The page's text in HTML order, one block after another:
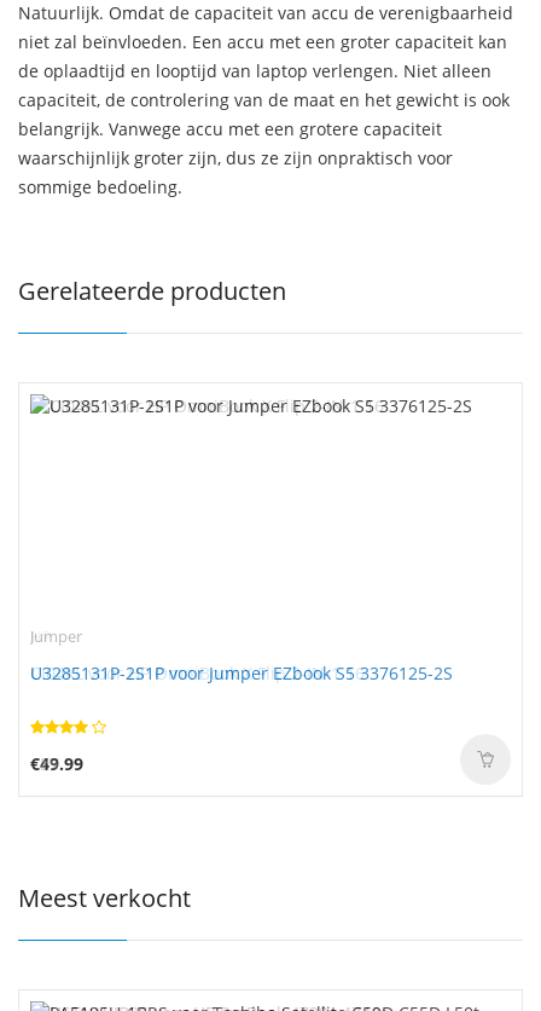
Natuurlijk. Omdat de capaciteit van accu de verenigbaarheid
niet zal beïnvloeden. Een accu met een groter capaciteit kan
de oplaadtijd en looptijd van laptop verlengen. Niet alleen
capaciteit, de controlering van de maat en het gewicht is ook
belangrijk. Vanwege accu met een grotere capaciteit
waarschijnlijk groter zijn, dus ze zijn onpraktisch voor
sommige bedoeling.
Gerelateerde producten
Jumper
U3285131P-2S1P voor Jumper EZbook S5 3376125-2S
€49.99
Meest verkocht